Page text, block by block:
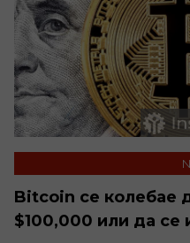
Bitcoin се колебае
$100,000 или да се